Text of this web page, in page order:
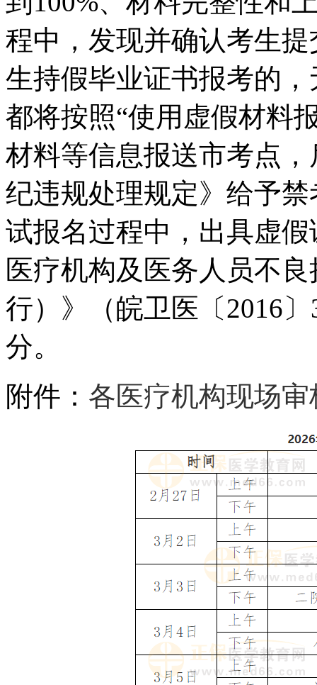
程中， 发现并确认考生
生持假毕业证书报考的
都将按照“使用虚假材料
材料等信息报送市考点
纪违规处理规定》给予
试报名过程中，出具虚
医疗机构及医务人员不
行）》（皖卫医〔201 6〕
分。
附件： 各医疗机构现场审